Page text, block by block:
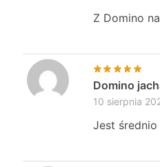
Z Domino
Domino
10 sierpnia
Jest